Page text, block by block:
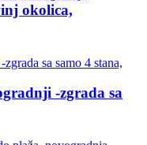
okolica,
-zgrada sa